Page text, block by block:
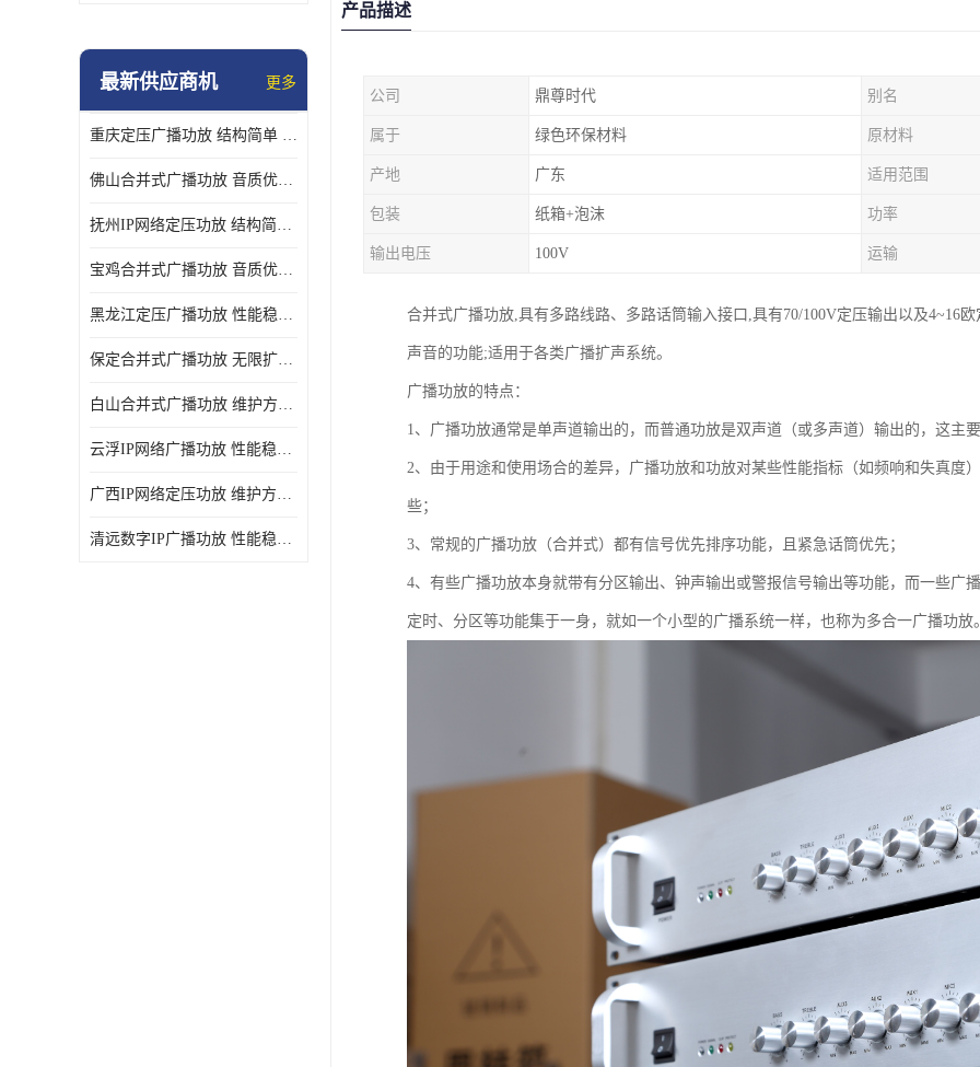
最新供应商机 更多
重庆定压广播功放 结构简单 传输距离远
佛山合并式广播功放 音质优美清晰 输出电压大 电流小
抚州IP网络定压功放 结构简单 多应用于公共场合
宝鸡合并式广播功放 音质优美清晰 维护方便
黑龙江定压广播功放 性能稳定 无限扩容
保定合并式广播功放 无限扩容 设计结构简单
白山合并式广播功放 维护方便 多应用于公共场合
云浮IP网络广播功放 性能稳定 设计结构简单
广西IP网络定压功放 维护方便 多应用于公共场合
清远数字IP广播功放 性能稳定 传输距离远
产品描述
公司 鼎尊时代 别名
属于 绿色环保材料 原材料
产地 广东 适用范围
包装 纸箱+泡沫 功率
输出电压 100V 运输
合并式广播功放,具有多路线路、多路话筒输入接口,具有70/100V定压输出以及4~16
声音的功能;适用于各类广播扩声系统。
广播功放的特点：
1、广播功放通常是单声道输出的，而普通功放是双声道（或多声道）输出的，这主
2、由于用途和使用场合的差异，广播功放和功放对某些性能指标（如频响和失真度
些；
3、常规的广播功放（合并式）都有信号优先排序功能，且紧急话筒优先；
4、有些广播功放本身就带有分区输出、钟声输出或警报信号输出等功能，而一些广
定时、分区等功能集于一身，就如一个小型的广播系统一样，也称为多合一广播功放